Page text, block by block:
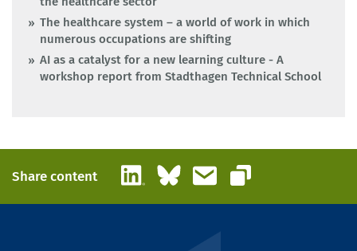
The healthcare system – a world of work in which
numerous occupations are shifting
AI as a catalyst for a new learning culture - A
workshop report from Stadthagen Technical School
Share content LinkedInBlueskyEmail
Copy link